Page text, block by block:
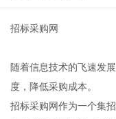
招标采购网
随着信息技术的飞速发
度，降低采购成本。
招标采购网作为一个集